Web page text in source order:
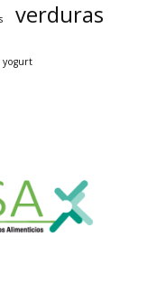
verduras
yogurt